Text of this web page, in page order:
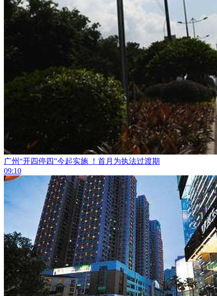
广州“开四停四”今起实施 ！首月为执法过渡期
09:10